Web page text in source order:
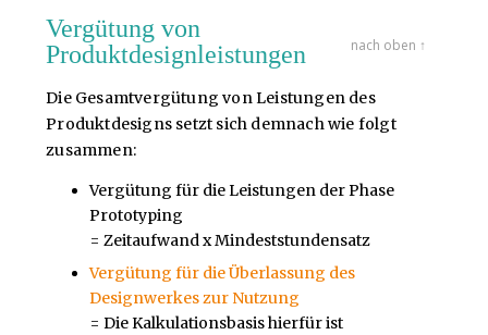
Vergütung von
Produktdesignleistungen
nach oben ↑
Die Gesamtvergütung von Leistungen des
Produktdesigns setzt sich demnach wie folgt
zusammen:
Vergütung für die Leistungen der Phase
Prototyping
= Zeitaufwand x Mindeststundensatz
Vergütung für die Überlassung des
Designwerkes zur Nutzung
= Die Kalkulationsbasis hierfür ist